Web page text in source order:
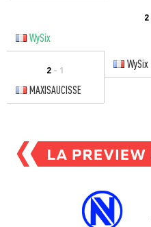
2
WySix
2 - 1
WySix
MAXISAUCISSE